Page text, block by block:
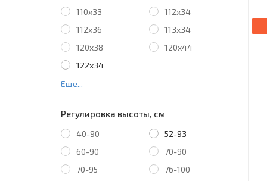
110х33
112х34
112х36
113х34
120х38
120х44
122х34
Еще...
Регулировка высоты, см
40-90
52-93
60-90
70-90
70-95
76-100